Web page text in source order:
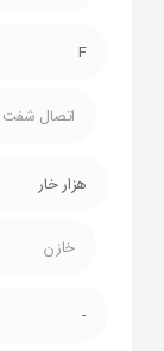
F
اتصال شفت
هزار خار
خازن
-